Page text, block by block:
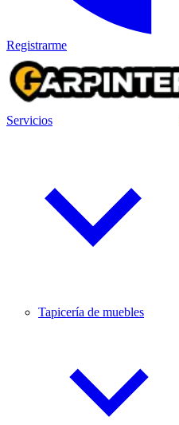
Registrarme
Servicios
Tapicería de muebles